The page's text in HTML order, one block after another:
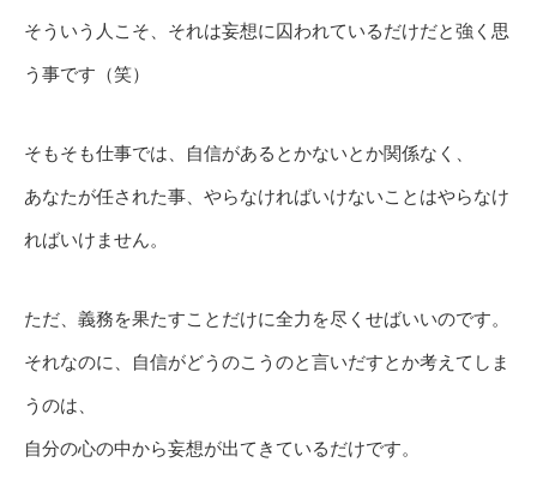
そういう人こそ、それは妄想に囚われているだけだと強く思
う事です（笑）
そもそも仕事では、自信があるとかないとか関係なく、
あなたが任された事、やらなければいけないことはやらなけ
ればいけません。
ただ、義務を果たすことだけに全力を尽くせばいいのです。
それなのに、自信がどうのこうのと言いだすとか考えてしま
うのは、
自分の心の中から妄想が出てきているだけです。